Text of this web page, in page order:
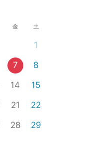
金 土
1
7
8
14
15
21
22
28
29